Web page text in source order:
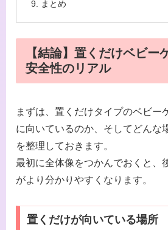
まとめ
【結論】置くだけベビー
安全性のリアル
まずは、置くだけタイプのベビー
に向いているのか、そしてどんな
を整理しておきます。
最初に全体像をつかんでおくと、
がより分かりやすくなります。
置くだけが向いている場所